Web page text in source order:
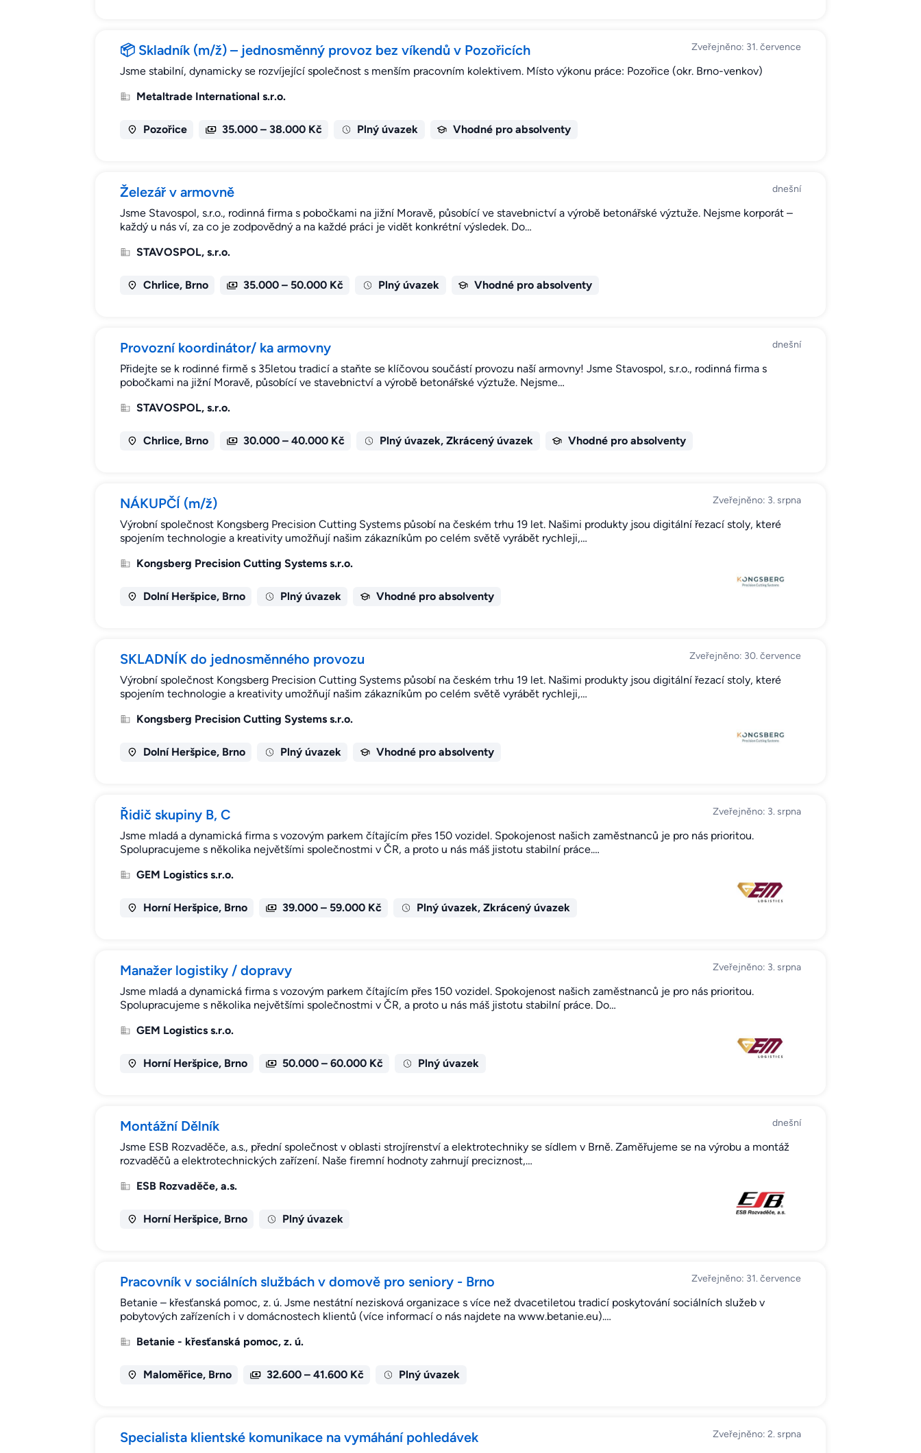
📦 Skladník (m/ž) – jednosměnný provoz bez víkendů v Pozořicích Zveřejněno: 31. července
Jsme stabilní, dynamicky se rozvíjející společnost s menším pracovním kolektivem. Místo výkonu práce: Pozořice (okr. Brno-venkov)
Metaltrade International s.r.o.
Pozořice 35.000 – 38.000 Kč Plný úvazek Vhodné pro absolventy
Železář v armovně dnešní
Jsme Stavospol, s.r.o., rodinná firma s pobočkami na jižní Moravě, působící ve stavebnictví a výrobě betonářské výztuže. Nejsme korporát –
každý u nás ví, za co je zodpovědný a na každé práci je vidět konkrétní výsledek. Do…
STAVOSPOL, s.r.o.
Chrlice, Brno 35.000 – 50.000 Kč Plný úvazek Vhodné pro absolventy
Provozní koordinátor/ ka armovny dnešní
Přidejte se k rodinné firmě s 35letou tradicí a staňte se klíčovou součástí provozu naší armovny! Jsme Stavospol, s.r.o., rodinná firma s
pobočkami na jižní Moravě, působící ve stavebnictví a výrobě betonářské výztuže. Nejsme…
STAVOSPOL, s.r.o.
Chrlice, Brno 30.000 – 40.000 Kč Plný úvazek, Zkrácený úvazek Vhodné pro absolventy
NÁKUPČÍ (m/ž) Zveřejněno: 3. srpna
Výrobní společnost Kongsberg Precision Cutting Systems působí na českém trhu 19 let. Našimi produkty jsou digitální řezací stoly, které
spojením technologie a kreativity umožňují našim zákazníkům po celém světě vyrábět rychleji,…
Kongsberg Precision Cutting Systems s.r.o.
Dolní Heršpice, Brno Plný úvazek Vhodné pro absolventy
SKLADNÍK do jednosměnného provozu Zveřejněno: 30. července
Výrobní společnost Kongsberg Precision Cutting Systems působí na českém trhu 19 let. Našimi produkty jsou digitální řezací stoly, které
spojením technologie a kreativity umožňují našim zákazníkům po celém světě vyrábět rychleji,…
Kongsberg Precision Cutting Systems s.r.o.
Dolní Heršpice, Brno Plný úvazek Vhodné pro absolventy
Řidič skupiny B, C Zveřejněno: 3. srpna
Jsme mladá a dynamická firma s vozovým parkem čítajícím přes 150 vozidel. Spokojenost našich zaměstnanců je pro nás prioritou.
Spolupracujeme s několika největšími společnostmi v ČR, a proto u nás máš jistotu stabilní práce.…
GEM Logistics s.r.o.
Horní Heršpice, Brno 39.000 – 59.000 Kč Plný úvazek, Zkrácený úvazek
Manažer logistiky / dopravy Zveřejněno: 3. srpna
Jsme mladá a dynamická firma s vozovým parkem čítajícím přes 150 vozidel. Spokojenost našich zaměstnanců je pro nás prioritou.
Spolupracujeme s několika největšími společnostmi v ČR, a proto u nás máš jistotu stabilní práce. Do…
GEM Logistics s.r.o.
Horní Heršpice, Brno 50.000 – 60.000 Kč Plný úvazek
Montážní Dělník dnešní
Jsme ESB Rozvaděče, a.s., přední společnost v oblasti strojírenství a elektrotechniky se sídlem v Brně. Zaměřujeme se na výrobu a montáž
rozvaděčů a elektrotechnických zařízení. Naše firemní hodnoty zahrnují preciznost,…
ESB Rozvaděče, a.s.
Horní Heršpice, Brno Plný úvazek
Pracovník v sociálních službách v domově pro seniory - Brno Zveřejněno: 31. července
Betanie – křesťanská pomoc, z. ú. Jsme nestátní nezisková organizace s více než dvacetiletou tradicí poskytování sociálních služeb v
pobytových zařízeních i v domácnostech klientů (více informací o nás najdete na www.betanie.eu).…
Betanie - křesťanská pomoc, z. ú.
Maloměřice, Brno 32.600 – 41.600 Kč Plný úvazek
Specialista klientské komunikace na vymáhání pohledávek Zveřejněno: 2. srpna